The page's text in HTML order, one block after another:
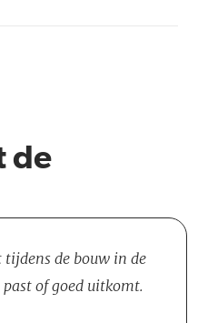
de
de bouw in de
of goed uitkomt.